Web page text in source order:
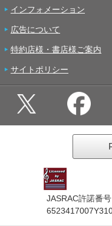
インフォメーション
広告について
特約店様・書店様ご案内
サイトポリシー
JASRAC許諾番号